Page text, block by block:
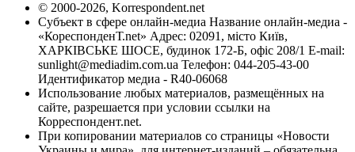
© 2000-2026, Korrespondent.net
Субъект в сфере онлайн-медиа Название онлайн-медиа -
«КореспонденТ.net» Адрес: 02091, місто Київ,
ХАРКІВСЬКЕ ШОСЕ, будинок 172-Б, офіс 208/1 E-mail:
sunlight@mediadim.com.ua Телефон: 044-205-43-00
Идентификатор медиа - R40-06068
Использование любых материалов, размещённых на
сайте, разрешается при условии ссылки на
Корреспондент.net.
При копировании материалов со страницы «Новости